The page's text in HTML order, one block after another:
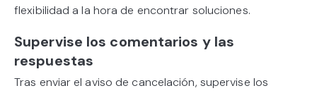
flexibilidad a la hora de encontrar soluciones.
Supervise los comentarios y las
respuestas
Tras enviar el aviso de cancelación, supervise los